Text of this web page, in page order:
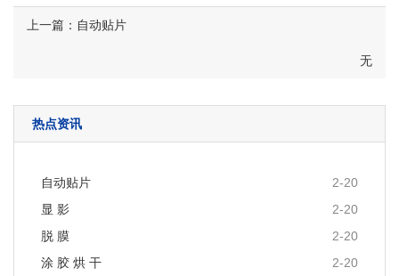
上一篇：自动贴片
无
热点资讯
2-20
自动贴片
2-20
显 影
2-20
脱 膜
2-20
涂 胶 烘 干